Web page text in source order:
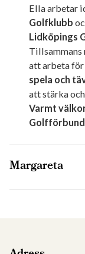
Ella arbetar
Golfklubb
Lidköpings
Tillsammans
att arbeta
spela och
att stärka
Varmt
Margareta